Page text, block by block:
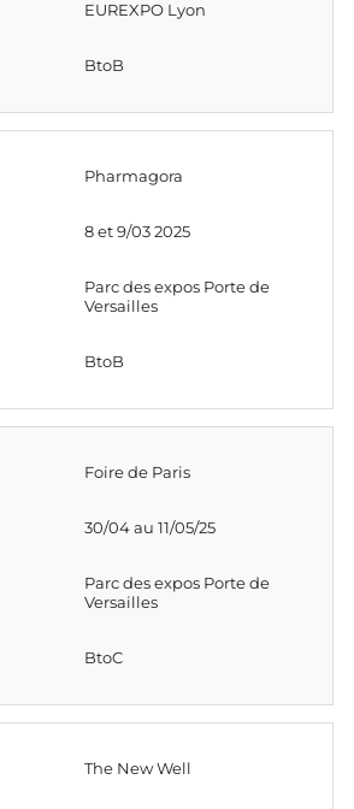
EUREXPO Lyon
BtoB
Pharmagora
8 et 9/03 2025
Parc des expos Porte de
Versailles
BtoB
Foire de Paris
30/04 au 11/05/25
Parc des expos Porte de
Versailles
BtoC
The New Well